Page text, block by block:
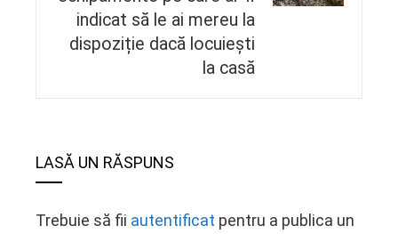
indicat să le ai mereu la
dispoziție dacă locuiești
la casă
LASĂ UN RĂSPUNS
Trebuie să fii autentificat pentru a publica un